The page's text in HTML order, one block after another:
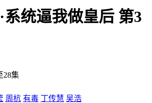
系统逼我做皇后 第3
28集
周杭 有毒 丁传慧 吴浩